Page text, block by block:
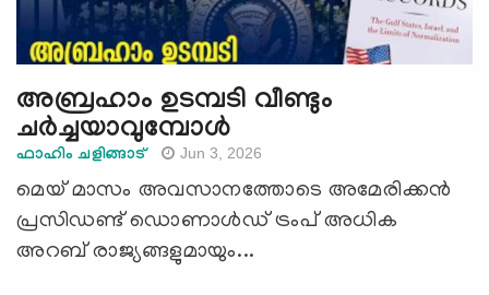
അബ്രഹാം ഉടമ്പടി വീണ്ടും
ചര്‍ച്ചയാവുമ്പോള്‍
ഫാഹിം ചളിങ്ങാട് Jun 3, 2026
മെയ് മാസം അവസാനത്തോടെ അമേരിക്കൻ
പ്രസിഡണ്ട് ഡൊണാൾഡ് ട്രംപ് അധിക
അറബ് രാജ്യങ്ങളുമായും...